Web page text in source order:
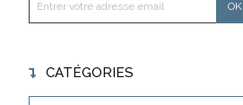
CATÉGORIES